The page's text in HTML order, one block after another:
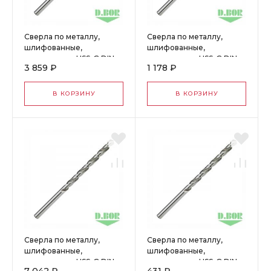
Сверла по металлу,
шлифованные,
удлиненные, HSS-G DIN
340, 7,5*102/156 (10 шт.)
"D.BOR" W-005-440075
3 859 ₽
В КОРЗИНУ
Сверла по металлу,
шлифованные,
удлиненные, HSS-G DIN
340, 4,0*78/119 (10 шт.)
"D.BOR" W-005-4400400
1 178 ₽
В КОРЗИНУ
Сверла по металлу,
шлифованные,
удлиненные, HSS-G DIN
Сверла по металлу,
шлифованные,
удлиненные, HSS-G DIN